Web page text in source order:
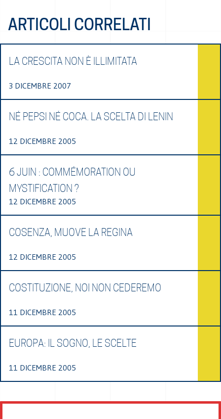
ARTICOLI CORRELATI
LA CRESCITA NON È ILLIMITATA
3 DICEMBRE 2007
NÉ PEPSI NÉ COCA. LA SCELTA DI LENIN
12 DICEMBRE 2005
6 JUIN : COMMÉMORATION OU
MYSTIFICATION ?
12 DICEMBRE 2005
COSENZA, MUOVE LA REGINA
12 DICEMBRE 2005
COSTITUZIONE, NOI NON CEDEREMO
11 DICEMBRE 2005
EUROPA: IL SOGNO, LE SCELTE
11 DICEMBRE 2005